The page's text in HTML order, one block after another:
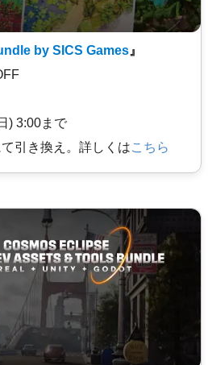
by SICS Games 』
) 3:00まで
引き換え。詳しくはこちら